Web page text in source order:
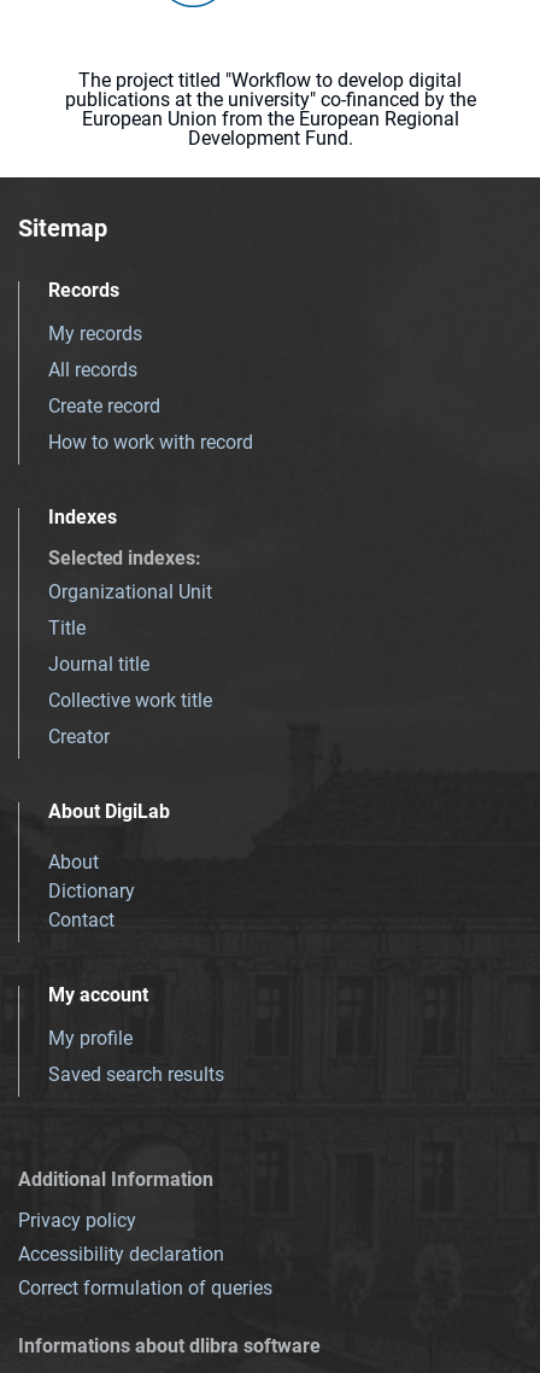
The project titled "Workflow to develop digital
publications at the university" co-financed by the
European Union from the European Regional
Development Fund.
Sitemap
Records
My records
All records
Create record
How to work with record
Indexes
Selected indexes:
Organizational Unit
Title
Journal title
Collective work title
Creator
About DigiLab
About
Dictionary
Contact
My account
My profile
Saved search results
Additional Information
Privacy policy
Accessibility declaration
Correct formulation of queries
Informations about dlibra software